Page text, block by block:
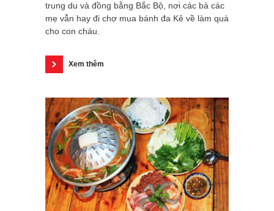
trung du và đồng bằng Bắc Bộ, nơi các bà các
mẹ vẫn hay đi chợ mua bánh đa Kê về làm quà
cho con cháu.
Xem thêm